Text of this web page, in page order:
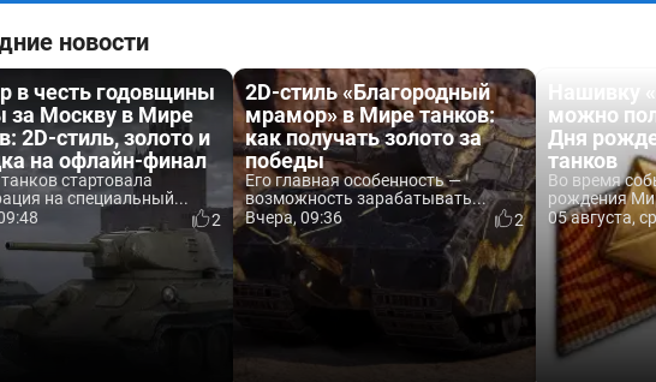
новости
в честь годовщины
за Москву в Мире
2D-стиль, золото и
на офлайн-финал
стартовала
на специальный...
2
2D-стиль «Благородный
мрамор» в Мире танков:
как получать золото за
победы
Его главная особенность —
возможность зарабатывать...
Вчера, 09:36
2
Нашивку
можно
Дня
танков
Во время
рождения
05 августа,